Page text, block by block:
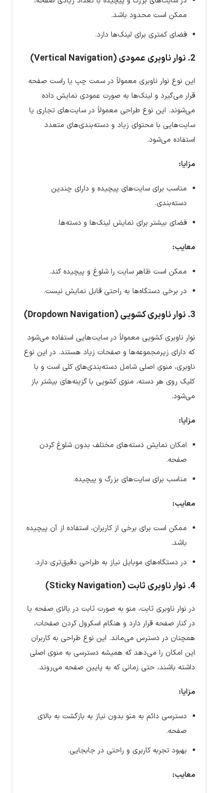
ممکن است محدود باشد.
فضای کمتری برای لینک‌ها دارد.
2. نوار ناوبری عمودی (Vertical Navigation)
این نوع نوار ناوبری معمولاً در سمت چپ یا راست صفحه
قرار می‌گیرد و لینک‌ها به صورت عمودی نمایش داده
می‌شوند. این نوع طراحی معمولاً در سایت‌های تجاری یا
سایت‌هایی با محتوای زیاد و دسته‌بندی‌های متعدد
استفاده می‌شود.
مزایا:
مناسب برای سایت‌های پیچیده و دارای چندین
دسته‌بندی.
فضای بیشتر برای نمایش لینک‌ها و دسته‌ها.
معایب:
ممکن است ظاهر سایت را شلوغ و پیچیده کند.
در برخی دستگاه‌ها به راحتی قابل نمایش نیست.
3. نوار ناوبری کشویی (Dropdown Navigation)
نوار ناوبری کشویی معمولاً در سایت‌هایی استفاده می‌شود
که دارای زیرمجموعه‌ها و صفحات زیاد هستند. در این نوع
ناوبری، منوی اصلی شامل دسته‌بندی‌های کلی است و با
کلیک روی هر دسته، منوی کشویی با گزینه‌های بیشتر باز
می‌شود.
مزایا:
امکان نمایش دسته‌های مختلف بدون شلوغ کردن
صفحه.
مناسب برای سایت‌های بزرگ و پیچیده.
معایب:
ممکن است برای برخی از کاربران، استفاده از آن پیچیده
باشد.
در دستگاه‌های موبایل نیاز به طراحی دقیق‌تری دارد.
4. نوار ناوبری ثابت (Sticky Navigation)
در نوار ناوبری ثابت، منو به صورت ثابت در بالای صفحه یا
در کنار صفحه قرار دارد و هنگام اسکرول کردن صفحات،
همچنان در دسترس می‌ماند. این نوع طراحی به کاربران
این امکان را می‌دهد که همیشه دسترسی به منوی اصلی
داشته باشند، حتی زمانی که به پایین صفحه می‌روند.
مزایا:
دسترسی دائم به منو بدون نیاز به بازگشت به بالای
صفحه.
بهبود تجربه کاربری و راحتی در جابجایی.
معایب: